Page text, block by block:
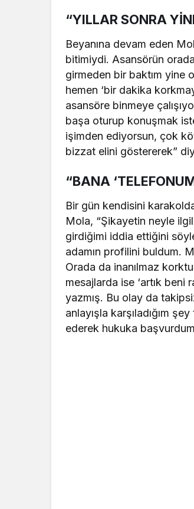
“YILLAR SONRA
Beyanına devam eden
bitimiydi. Asansörün
girmeden bir baktım yine
hemen ‘bir dakika
asansöre binmeye
başa oturup konuşmak
işimden ediyorsun, çok
bizzat elini göstererek”
“BANA
Bir gün kendisini
Mola, “Şikayetin neyle
girdiğimi iddia ettiğini
adamın profilini buldum.
Orada da inanılmaz
mesajlarda ise ‘artık beni
yazmış. Bu olay da
anlayışla karşıladığım
ederek hukuka